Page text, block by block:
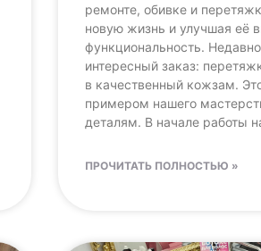
ремонте, обивке и
новую жизнь и улучшая её
функциональность.
интересный заказ:
в качественный кожзам.
примером нашего
деталям. В начале работы
ПРОЧИТАТЬ ПОЛНОСТЬЮ »